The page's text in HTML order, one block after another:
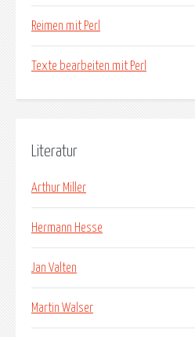
Reimen mit Perl
Texte bearbeiten mit Perl
Literatur
Arthur Miller
Hermann Hesse
Jan Valten
Martin Walser